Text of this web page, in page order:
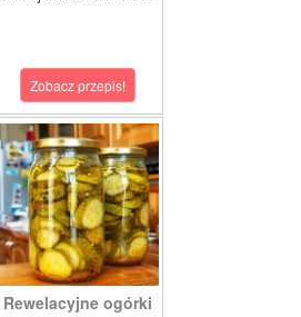
Zobacz przepis!
Rewelacyjne ogórki